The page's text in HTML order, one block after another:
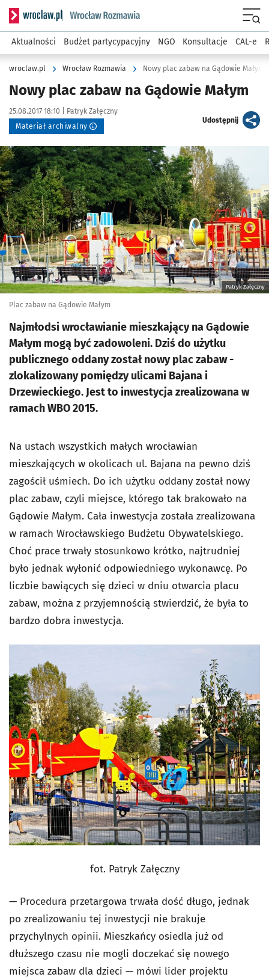
Serwis informacyjny wroclaw.pl podserwis: Rozmawia
Aktualności Budżet partycypacyjny NGO Konsultacje CAL-e
wroclaw.pl Wrocław Rozmawia Nowy plac zabaw na Gądowie Małym
Nowy plac zabaw na Gądowie Małym
Data publikacji:
25.08.2017 18:10 | Autor:
Patryk Załęczny
Materiał archiwalny
Udostępnijartykuł
Kliknij, aby powiększyć
Patryk Załęczny
Plac zabaw na Gądowie Małym
Najmłodsi wrocławianie mieszkający na Gądowie
Małym mogą być zadowoleni. Dziś do użytku
publicznego oddany został nowy plac zabaw -
zlokalizowany pomiędzy ulicami Bajana i
Drzewieckiego. Jest to inwestycja zrealizowana w
ramach WBO 2015.
Na ustach wszystkich małych wrocławian
mieszkających w okolicach ul. Bajana na pewno dziś
zagościł uśmiech. Do ich użytku oddany został nowy
plac zabaw, czyli miejsce, którego tak brakowało na
Gądowie Małym. Cała inwestycja została zrealizowana
w ramach Wrocławskiego Budżetu Obywatelskiego.
Choć prace trwały stosunkowo krótko, najtrudniej
było jednak wyłonić odpowiedniego wykonawcę. Po
liczbie bawiących się dzieci w dniu otwarcia placu
zabaw, można z przyjemnością stwierdzić, że była to
bardzo dobra inwestycja.
fot. Patryk Załęczny
— Procedura przetargowa trwała dość długo, jednak
po zrealizowaniu tej inwestycji nie brakuje
przychylnych opinii. Mieszkańcy osiedla już od
dłuższego czasu nie mogli doczekać się nowego
miejsca zabaw dla dzieci — mówi lider projektu